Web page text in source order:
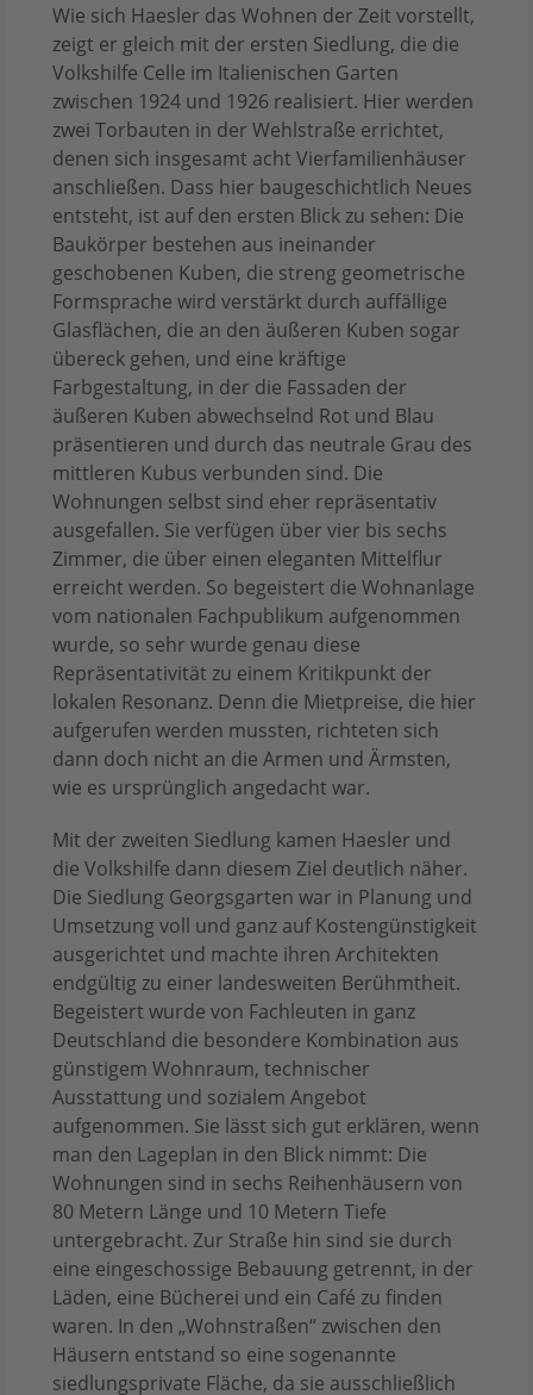
Wie sich Haesler das Wohnen der Zeit vorstellt,
zeigt er gleich mit der ersten Siedlung, die die
Volkshilfe Celle im Italienischen Garten
zwischen 1924 und 1926 realisiert. Hier werden
zwei Torbauten in der Wehlstraße errichtet,
denen sich insgesamt acht Vierfamilienhäuser
anschließen. Dass hier baugeschichtlich Neues
entsteht, ist auf den ersten Blick zu sehen: Die
Baukörper bestehen aus ineinander
geschobenen Kuben, die streng geometrische
Formsprache wird verstärkt durch auffällige
Glasflächen, die an den äußeren Kuben sogar
übereck gehen, und eine kräftige
Farbgestaltung, in der die Fassaden der
äußeren Kuben abwechselnd Rot und Blau
präsentieren und durch das neutrale Grau des
mittleren Kubus verbunden sind. Die
Wohnungen selbst sind eher repräsentativ
ausgefallen. Sie verfügen über vier bis sechs
Zimmer, die über einen eleganten Mittelflur
erreicht werden. So begeistert die Wohnanlage
vom nationalen Fachpublikum aufgenommen
wurde, so sehr wurde genau diese
Repräsentativität zu einem Kritikpunkt der
lokalen Resonanz. Denn die Mietpreise, die hier
aufgerufen werden mussten, richteten sich
dann doch nicht an die Armen und Ärmsten,
wie es ursprünglich angedacht war.
Mit der zweiten Siedlung kamen Haesler und
die Volkshilfe dann diesem Ziel deutlich näher.
Die Siedlung Georgsgarten war in Planung und
Umsetzung voll und ganz auf Kostengünstigkeit
ausgerichtet und machte ihren Architekten
endgültig zu einer landesweiten Berühmtheit.
Begeistert wurde von Fachleuten in ganz
Deutschland die besondere Kombination aus
günstigem Wohnraum, technischer
Ausstattung und sozialem Angebot
aufgenommen. Sie lässt sich gut erklären, wenn
man den Lageplan in den Blick nimmt: Die
Wohnungen sind in sechs Reihenhäusern von
80 Metern Länge und 10 Metern Tiefe
untergebracht. Zur Straße hin sind sie durch
eine eingeschossige Bebauung getrennt, in der
Läden, eine Bücherei und ein Café zu finden
waren. In den „Wohnstraßen“ zwischen den
Häusern entstand so eine sogenannte
siedlungsprivate Fläche, da sie ausschließlich